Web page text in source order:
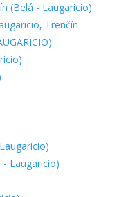
(Belá - Laugaricio)
Trenčín
Laugaricio)